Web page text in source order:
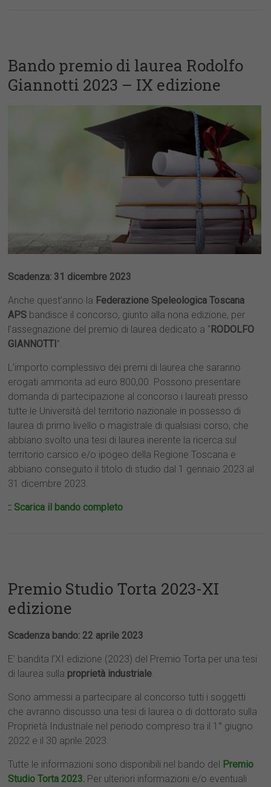
Bando premio di laurea Rodolfo
Giannotti 2023 – IX edizione
Scadenza: 31 dicembre 2023
Anche quest’anno la Federazione Speleologica Toscana
APS bandisce il concorso, giunto alla nona edizione, per
l’assegnazione del premio di laurea dedicato a “ RODOLFO
GIANNOTTI ”.
L’importo complessivo dei premi di laurea che saranno
erogati ammonta ad euro 800,00. Possono presentare
domanda di partecipazione al concorso i laureati presso
tutte le Università del territorio nazionale in possesso di
laurea di primo livello o magistrale di qualsiasi corso, che
abbiano svolto una tesi di laurea inerente la ricerca sul
territorio carsico e/o ipogeo della Regione Toscana e
abbiano conseguito il titolo di studio dal 1 gennaio 2023 al
31 dicembre 2023.
:: Scarica il bando completo
Premio Studio Torta 2023-XI
edizione
Scadenza bando: 22 aprile 2023
E’ bandita l’XI edizione (2023) del Premio Torta per una tesi
di laurea sulla proprietà industriale.
Sono ammessi a partecipare al concorso tutti i soggetti
che avranno discusso una tesi di laurea o di dottorato sulla
Proprietà Industriale nel periodo compreso tra il 1° giugno
2022 e il 30 aprile 2023.
Tutte le informazioni sono disponibili nel bando del
Premio
Studio Torta 2023. Per ulteriori informazioni e/o eventuali